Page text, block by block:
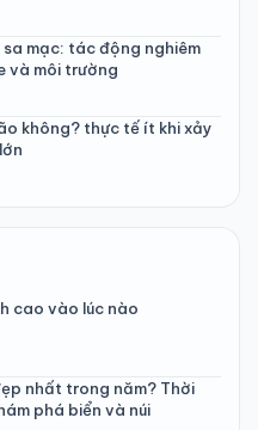
mạc: tác động nghiêm
và môi trường
không? thực tế ít khi xảy
cao vào lúc nào
nhất trong năm? Thời
phá biển và núi